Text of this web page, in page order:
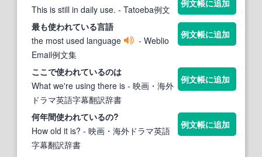
This is still in daily use. - Tatoeba例文
例文帳に追加
最も使われている言語
the most used language
- Weblio
Email例文集
例文帳に追加
ここで使われているのは
What we're using there is - 映画・海外
ドラマ英語字幕翻訳辞書
例文帳に追加
何年間使われているの?
How old it is? - 映画・海外ドラマ英語
字幕翻訳辞書
例文帳に追加